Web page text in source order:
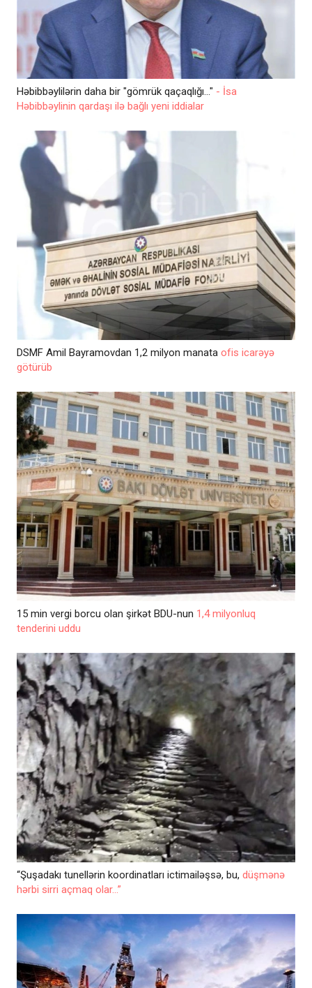
Həbibbəylilərin daha bir "gömrük qaçaqlığı..." - İsa
Həbibbəylinin qardaşı ilə bağlı yeni iddialar
DSMF Amil Bayramovdan 1,2 milyon manata ofis icarəyə
götürüb
15 min vergi borcu olan şirkət BDU-nun 1,4 milyonluq
tenderini uddu
“Şuşadakı tunellərin koordinatları ictimailəşsə, bu, düşmənə
hərbi sirri açmaq olar...”